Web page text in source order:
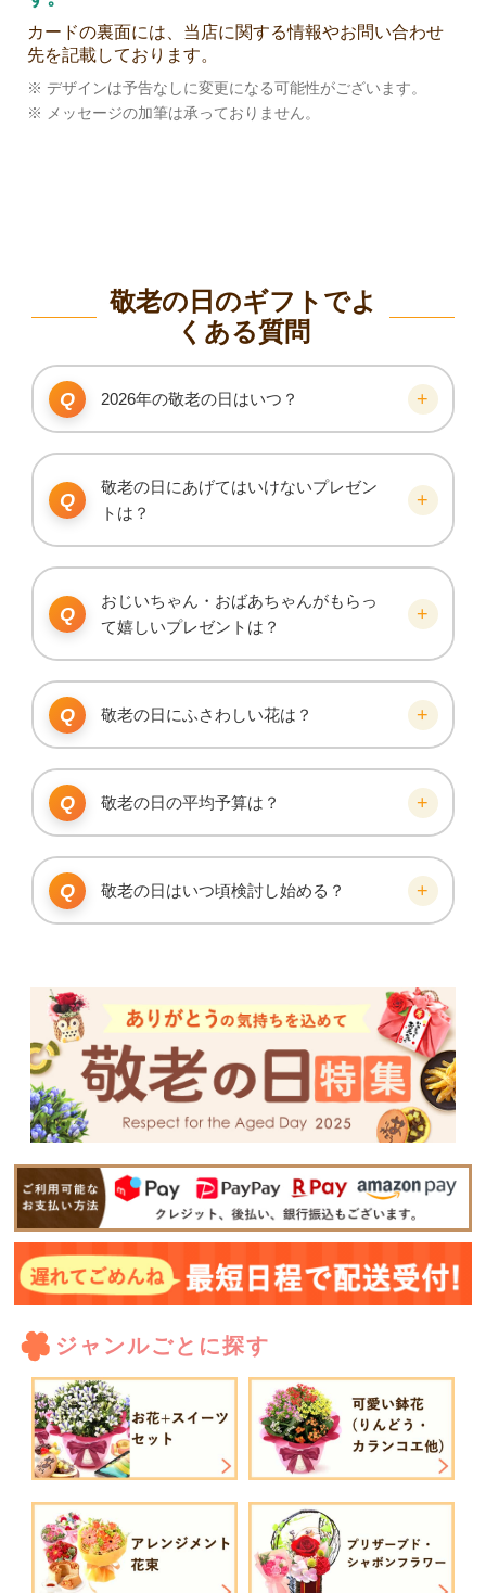
カードの裏面には、当店に関する情報やお問い合わせ
先を記載しております。
※ デザインは予告なしに変更になる可能性がございます。
※ メッセージの加筆は承っておりません。
敬老の日のギフトでよ
くある質問
2026年の敬老の日はいつ？
敬老の日にあげてはいけないプレゼン
トは？
おじいちゃん・おばあちゃんがもらっ
て嬉しいプレゼントは？
敬老の日にふさわしい花は？
敬老の日の平均予算は？
敬老の日はいつ頃検討し始める？
ジャンルごとに探す